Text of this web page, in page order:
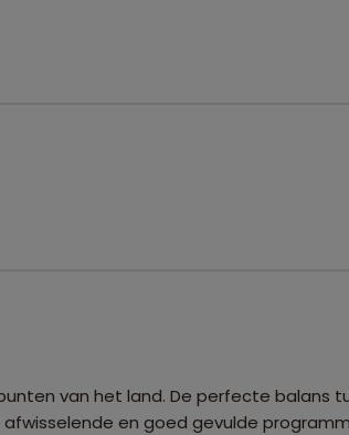
van het land. De perfecte balans
en goed gevulde